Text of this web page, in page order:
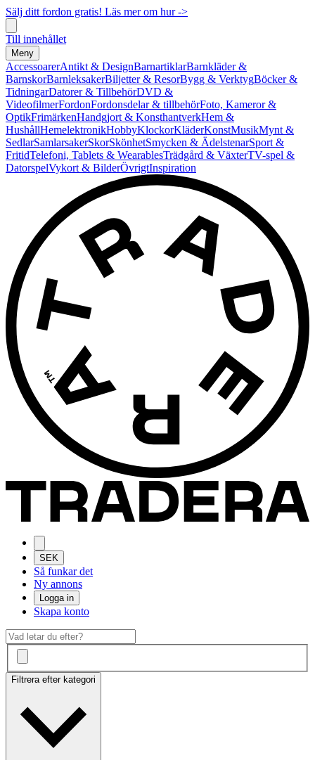
Sälj ditt fordon gratis! Läs mer om hur ->
Till innehållet
Meny
AccessoarerAntikt & DesignBarnartiklarBarnkläder &
BarnskorBarnleksakerBiljetter & ResorBygg & VerktygBöcker &
TidningarDatorer & TillbehörDVD &
VideofilmerFordonFordonsdelar & tillbehörFoto, Kameror &
OptikFrimärkenHandgjort & KonsthantverkHem &
HushållHemelektronikHobbyKlockorKläderKonstMusikMynt &
SedlarSamlarsakerSkorSkönhetSmycken & ÄdelstenarSport &
FritidTelefoni, Tablets & WearablesTrädgård & VäxterTV-spel &
DatorspelVykort & BilderÖvrigtInspiration
SEK
Så funkar det
Ny annons
Logga in
Skapa konto
Filtrera efter kategori